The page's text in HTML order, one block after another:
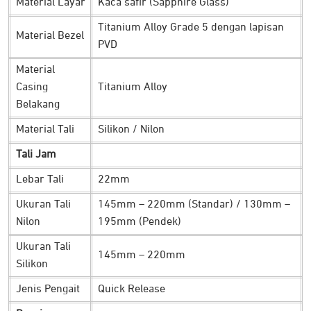
Performa Baterai Unggul
Performa baterai COROS APEX 2 Pro dirancang lebih unggul
dan 78% lebih baik dibandingkan seri APEX Pro sebelumnya.
Jam tangan memiliki desain sistem sinyal satelit terbaru
yang memungkinkannya lebih hemat daya, terutama saat
digunakan dalam mode GPS.
Material Layar Kaca safir (Sapphire Glass)
Material Bezel
Titanium Alloy Grade 5 dengan lapisan
PVD
Material
Casing
Belakang
Titanium Alloy
Material Tali Silikon / Nilon
Tali Jam
Lebar Tali 22mm
Ukuran Tali
Nilon
145mm – 220mm (Standar) / 130mm –
195mm (Pendek)
Ukuran Tali
Silikon
145mm – 220mm
Jenis Pengait Quick Release